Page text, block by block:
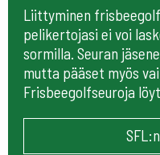
Liittyminen
pelikertojasi ei voi
sormilla. Seuran
mutta pääset myös
Frisbeegolfseuroja